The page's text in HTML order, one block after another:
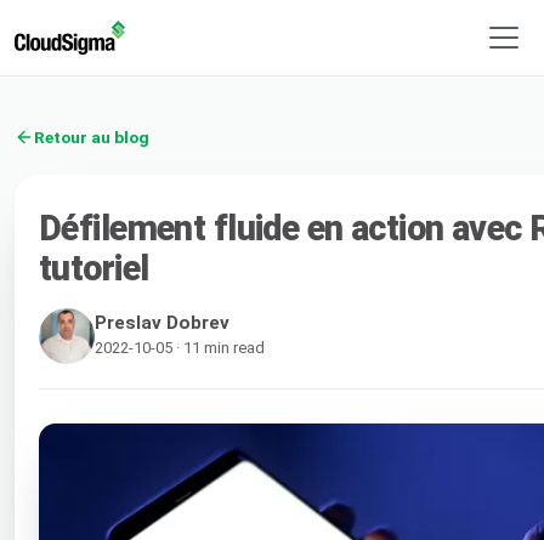
Retour au blog
Défilement fluide en action avec
tutoriel
Preslav Dobrev
2022-10-05 · 11 min read